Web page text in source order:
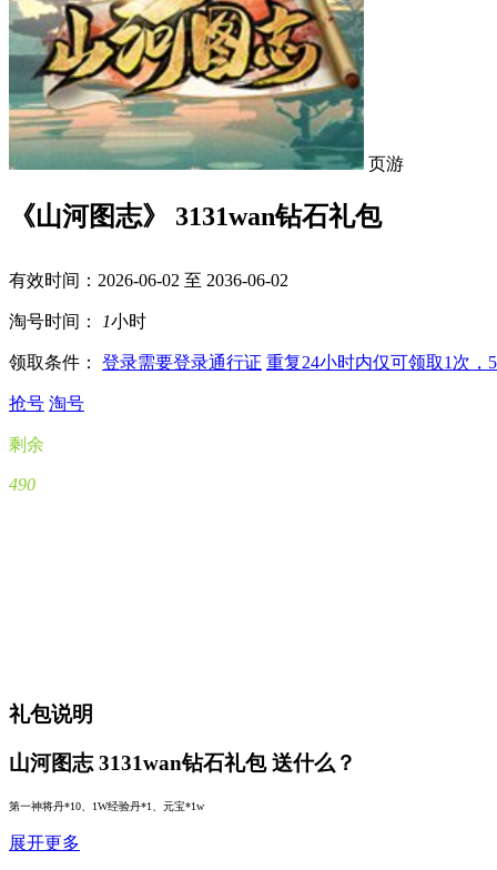
页游
《山河图志》 3131wan钻石礼包
有效时间：2026-06-02 至 2036-06-02
淘号时间： 1小时
领取条件： 登录需要登录通行证 重复24小时内仅可领取1次，
抢号 淘号
剩余
490
礼包说明
山河图志 3131wan钻石礼包送什么？
第一神将丹*10、1W经验丹*1、元宝*1w
展开更多